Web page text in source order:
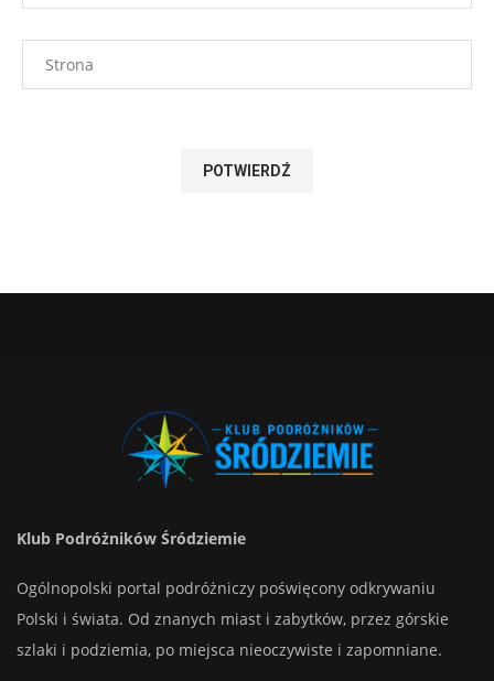
Klub Podróżników Śródziemie
Ogólnopolski portal podróżniczy poświęcony odkrywaniu
Polski i świata. Od znanych miast i zabytków, przez górskie
szlaki i podziemia, po miejsca nieoczywiste i zapomniane.